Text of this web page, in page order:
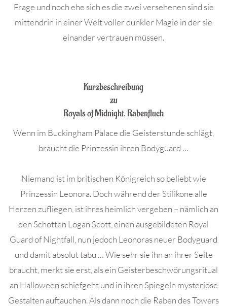
Frage und noch ehe sich es die zwei versehenen sind sie
mittendrin in einer Welt voller dunkler Magie in der sie
einander vertrauen müssen.
Kurzbeschreibung
zu
Royals of Midnight. Rabenfluch
Wenn im Buckingham Palace die Geisterstunde schlägt,
braucht die Prinzessin ihren Bodyguard …
Niemand ist im britischen Königreich so beliebt wie
Prinzessin Leonora. Doch während der Stilikone alle
Herzen zufliegen, ist ihres heimlich vergeben – nämlich an
den Schotten Logan Scott, einen ausgebildeten Royal
Guard of Nightfall, nun jedoch Leonoras neuer Bodyguard
und damit absolut tabu … Wie sehr sie ihn an ihrer Seite
braucht, merkt sie erst, als ein Geisterbeschwörungsritual
an Halloween schiefgeht und in ihren Spiegeln mysteriöse
Gestalten auftauchen. Als dann noch die Raben des Towers